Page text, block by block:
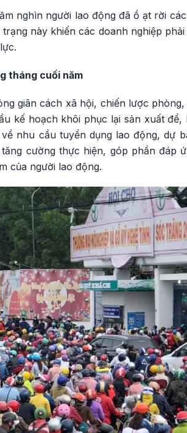
nghìn người lao động đã ồ ạt rời
này khiến các doanh nghiệp phải
tháng cuối năm
giãn cách xã hội, chiến lược
kế hoạch khôi phục lại sản xuất để,
nhu cầu tuyển dụng lao động, dự
cường thực hiện, góp phần đáp
của người lao động.